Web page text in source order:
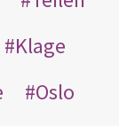
Klage
Oslo